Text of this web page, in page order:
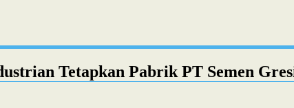
Tetapkan Pabrik PT Semen